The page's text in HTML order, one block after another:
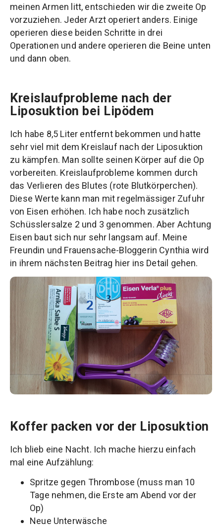
meinen Armen litt, entschieden wir die zweite Op
vorzuziehen. Jeder Arzt operiert anders. Einige
operieren diese beiden Schritte in drei
Operationen und andere operieren die Beine unten
und dann oben.
Kreislaufprobleme nach der
Liposuktion bei Lipödem
Ich habe 8,5 Liter entfernt bekommen und hatte
sehr viel mit dem Kreislauf nach der Liposuktion
zu kämpfen. Man sollte seinen Körper auf die Op
vorbereiten. Kreislaufprobleme kommen durch
das Verlieren des Blutes (rote Blutkörperchen).
Diese Werte kann man mit regelmässiger Zufuhr
von Eisen erhöhen. Ich habe noch zusätzlich
Schüsslersalze 2 und 3 genommen. Aber Achtung
Eisen baut sich nur sehr langsam auf. Meine
Freundin und Frauensache-Bloggerin Cynthia wird
in ihrem nächsten Beitrag hier ins Detail gehen.
Koffer packen vor der Liposuktion
Ich blieb eine Nacht. Ich mache hierzu einfach
mal eine Aufzählung:
Spritze gegen Thrombose (muss man 10
Tage nehmen, die Erste am Abend vor der
Op)
Neue Unterwäsche